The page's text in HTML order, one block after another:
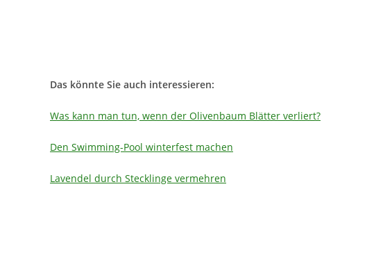
Das könnte Sie auch interessieren:
Was kann man tun, wenn der Olivenbaum Blätter verliert?
Den Swimming-Pool winterfest machen
Lavendel durch Stecklinge vermehren